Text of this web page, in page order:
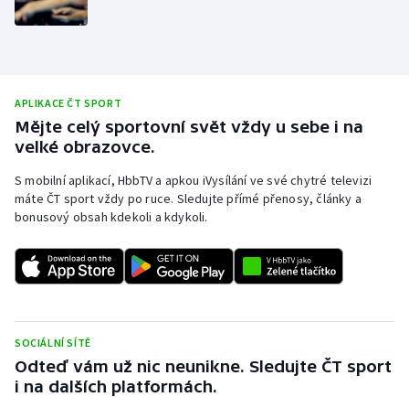
Plavání
Rychlostní kanoistika
Short track
Stolní tenis
Triatlon
APLIKACE ČT SPORT
Mějte celý sportovní svět vždy u sebe i na
velké obrazovce.
S mobilní aplikací, HbbTV a apkou iVysílání ve své chytré televizi
máte ČT sport vždy po ruce. Sledujte přímé přenosy, články a
bonusový obsah kdekoli a kdykoli.
SOCIÁLNÍ SÍTĚ
Odteď vám už nic neunikne. Sledujte ČT sport
i na dalších platformách.